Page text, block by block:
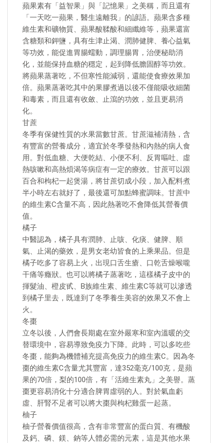
蘋果素有「益智果」與「記憶果」之美稱，而且還有
「一天吃一蘋果，醫生遠離我」的諺語。蘋果含多種
維生素和礦物質、蘋果酸鞣酸和細纖維等，蘋果還富
含糖類和鉀鹽，具有生津止渴、潤肺健脾、養心益氣
等功效，能促進胃腸蠕動，調理腸胃，治便秘助消
化，並能保持血糖的穩定，起到降低膽固醇等功效。
將蘋果蒸著吃，不但寒性能減弱，還能使食療效果加
倍。蘋果蒸著吃其中的果膠煮過以後不僅能吸收細菌
和毒素，而且還有收斂、止瀉的功效，並且更易消
化。
甘蔗
冬季有保健性質的水果當數甘蔗。甘蔗滋補清熱，含
有豐富的營養成分，適宜於冬季發熱和內熱的病人食
用。對低血糖、大便乾結、小便不利、反胃嘔吐、虛
熱咳嗽和高熱煩渴等病症有一定的療效。甘蔗可以跟
百合和枸杞一起煲湯，將甘蔗切成小段，加入配料煮
半小時左右就好了，最後還可加點蜂蜜調味。甘蔗中
的維生素C含量不高，因此熱著吃不會降低其營養價
值。
橘子
中醫認為，橘子具有潤肺、止咳、化痰、健脾、順
氣、止渴的藥效，是男女老幼皆食的上乘果品。但是
橘子吃多了容易上火，出現口舌生瘡、口乾舌燥喉嚨
干痛等癥狀。也可以將橘子蒸著吃，這樣橘子皮中的
揮髮油、橙皮甙、B族維生素、維生素C等就可以滲透
到橘子里去，既達到了冬季養生美容的效果又不會上
火。
冬棗
立冬以後，人們會長期處在室外嚴寒和室內溫暖的交
替環境中，容易導致免疫力下降。此時，可以多吃些
冬棗，能夠為機體補充提高免疫力的維生素C。因為冬
棗的維生素C含量尤其豐富，達352毫克/100克，是蘋
果的70倍，梨的100倍，有「活維生素丸」之美譽。蒸
棗更容易消化十分適合脾胃虛弱的人。對於氣血虧
虛、肝腎不足者可以將大棗與枸杞雞蛋一起蒸。
柚子
柚子營養價值很高，含有非常豐富的蛋白質、有機酸
及鈣、磷、鎂、鈉等人體必需的元素，這是其他水果